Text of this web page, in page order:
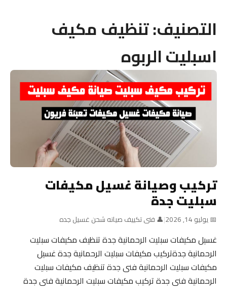
التصنيف:تنظيف مكيف
اسبليت الربوه
تركيب وصيانة غسيل مكيفات
سبليت جدة
📅 يوليو 14, 2026 |👤 فنى تكييف صيانه شحن غسيل جده
غسيل مكيفات سبليت الرحمانية جدة تنظيف مكيفات سبليت
الرحمانية جدةتركيب مكيفات سبليت الرحمانية جدة غسيل
مكيفات سبليت الرحمانية فنى جدة تنظيف مكيفات سبليت
الرحمانية فنى جدة تركيب مكيفات سبليت الرحمانية فنى جدة